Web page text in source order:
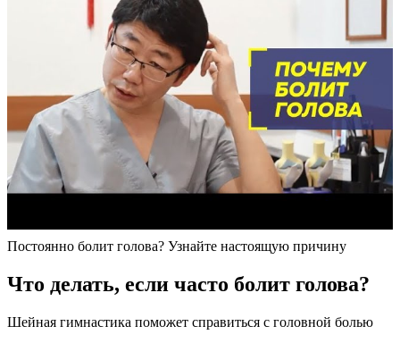
Постоянно болит голова? Узнайте настоящую причину
Что делать, если часто болит голова?
Шейная гимнастика поможет справиться с головной болью